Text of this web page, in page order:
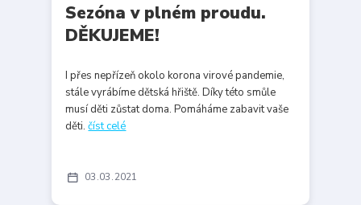
03 03 2021
Sezóna v plném proudu.
DĚKUJEME!
I přes nepřízeň okolo korona virové pandemie,
stále vyrábíme dětská hřiště. Díky této smůle
musí děti zůstat doma. Pomáháme zabavit vaše
děti.číst celé